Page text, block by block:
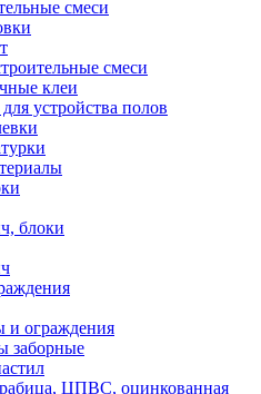
смеси
смеси
клеи
устройства полов
блоки
и ограждения
заборные
ЦПВС, оцинкованная